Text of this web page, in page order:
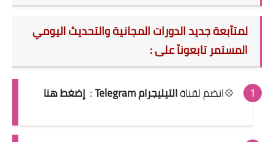
لمتآبعة جديد الدورات المجانية والتحديث اليومي
المستمر تابعونآ على :
💠انضم لقناةالتيليجرام Telegram : إضغط هنا